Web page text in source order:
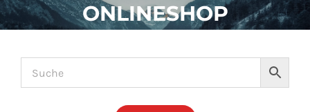
HOME
NEWS
ONLINESHOP